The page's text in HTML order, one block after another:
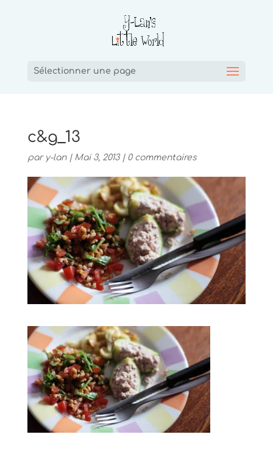
Sélectionner une page
c&g_13
par y-lan| Mai 3, 2013| 0 commentaires